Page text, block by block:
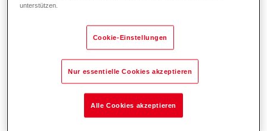
Zur Verstärkung unseres Service-Teams
suchen wir DICH!
unterstützen.
Cookie-Einstellungen
Nur essentielle Cookies akzeptieren
Alle Cookies akzeptieren